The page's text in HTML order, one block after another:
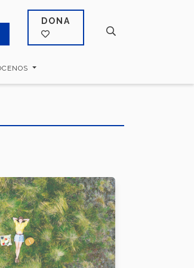
DONA